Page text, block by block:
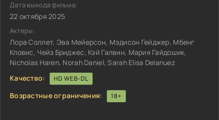
Дата выхода фильма:
22 октября 2025
Актеры:
Лора Соллет, Эва Мейерсон, Мэдисон Гейджер, Мбенг
Кловис, Чейз Бриджес, Кэй Галвин, Мария Гайдошик,
Nicholas Haren, Norah Daniel, Sarah Elisa Delanuez
Качество:
HD WEB-DL
Возрастные ограничения: 18+